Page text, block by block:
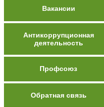
Вакансии
Антикоррупционная
деятельность
Профсоюз
Обратная связь